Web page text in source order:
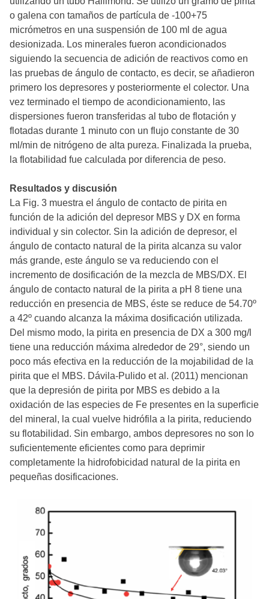
o galena con tamaños de partícula de -100+75
micrómetros en una suspensión de 100 ml de agua
desionizada. Los minerales fueron acondicionados
siguiendo la secuencia de adición de reactivos como en
las pruebas de ángulo de contacto, es decir, se añadieron
primero los depresores y posteriormente el colector. Una
vez terminado el tiempo de acondicionamiento, las
dispersiones fueron transferidas al tubo de flotación y
flotadas durante 1 minuto con un flujo constante de 30
ml/min de nitrógeno de alta pureza. Finalizada la prueba,
la flotabilidad fue calculada por diferencia de peso.
Resultados y discusión
La Fig. 3 muestra el ángulo de contacto de pirita en
función de la adición del depresor MBS y DX en forma
individual y sin colector. Sin la adición de depresor, el
ángulo de contacto natural de la pirita alcanza su valor
más grande, este ángulo se va reduciendo con el
incremento de dosificación de la mezcla de MBS/DX. El
ángulo de contacto natural de la pirita a pH 8 tiene una
reducción en presencia de MBS, éste se reduce de 54.70º
a 42º cuando alcanza la máxima dosificación utilizada.
Del mismo modo, la pirita en presencia de DX a 300 mg/l
tiene una reducción máxima alrededor de 29°, siendo un
poco más efectiva en la reducción de la mojabilidad de la
pirita que el MBS. Dávila-Pulido et al. (2011) mencionan
que la depresión de pirita por MBS es debido a la
oxidación de las especies de Fe presentes en la superficie
del mineral, la cual vuelve hidrófila a la pirita, reduciendo
su flotabilidad. Sin embargo, ambos depresores no son lo
suficientemente eficientes como para deprimir
completamente la hidrofobicidad natural de la pirita en
pequeñas dosificaciones.